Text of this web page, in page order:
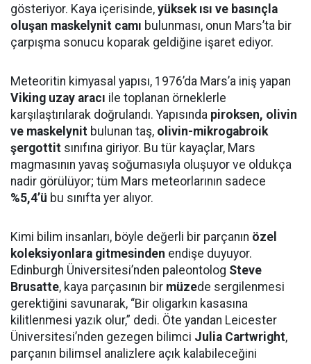
gösteriyor. Kaya içerisinde, yüksek ısı ve basınçla
oluşan maskelynit camı bulunması, onun Mars’ta bir
çarpışma sonucu koparak geldiğine işaret ediyor.
Meteoritin kimyasal yapısı, 1976’da Mars’a iniş yapan
Viking uzay aracı ile toplanan örneklerle
karşılaştırılarak doğrulandı. Yapısında piroksen, olivin
ve maskelynit bulunan taş, olivin-mikrogabroik
şergottit sınıfına giriyor. Bu tür kayaçlar, Mars
magmasının yavaş soğumasıyla oluşuyor ve oldukça
nadir görülüyor; tüm Mars meteorlarının sadece
%5,4’ü bu sınıfta yer alıyor.
Kimi bilim insanları, böyle değerli bir parçanın özel
koleksiyonlara gitmesinden endişe duyuyor.
Edinburgh Üniversitesi’nden paleontolog Steve
Brusatte, kaya parçasının bir müzede sergilenmesi
gerektiğini savunarak, “Bir oligarkın kasasına
kilitlenmesi yazık olur,” dedi. Öte yandan Leicester
Üniversitesi’nden gezegen bilimci Julia Cartwright,
parçanın bilimsel analizlere açık kalabileceğini